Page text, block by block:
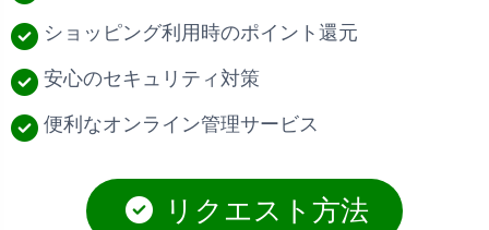
ショッピング利用時のポイント還元
安心のセキュリティ対策
便利なオンライン管理サービス
リクエスト方法